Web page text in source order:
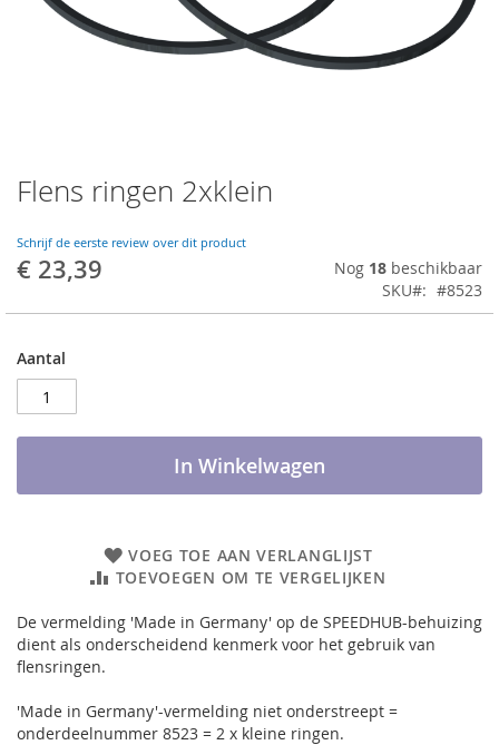
Flens ringen 2xklein
Schrijf de eerste review over dit product
€ 23,39 Nog 18 beschikbaar
SKU
#8523
Aantal
In Winkelwagen
VOEG TOE AAN VERLANGLIJST
TOEVOEGEN OM TE VERGELIJKEN
De vermelding 'Made in Germany' op de SPEEDHUB-behuizing
dient als onderscheidend kenmerk voor het gebruik van
flensringen.
'Made in Germany'-vermelding niet onderstreept =
onderdeelnummer 8523 = 2 x kleine ringen.
Ga
naar
begin
van
afbeeldingen-